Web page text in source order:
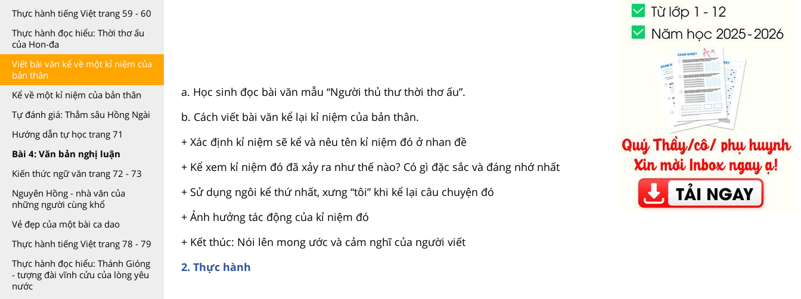
Thực hành tiếng Việt trang 59 - 60
Thực hành đọc hiểu: Thời thơ ấu
của Hon-đa
Viết bài văn kể về một kỉ niệm của
bản thân
Kể về một kỉ niệm của bản thân
Tự đánh giá: Thẳm sâu Hồng Ngài
Hướng dẫn tự học trang 71
Bài 4: Văn bản nghị luận
Kiến thức ngữ văn trang 72 - 73
Nguyên Hồng - nhà văn của
những người cùng khổ
Vẻ đẹp của một bài ca dao
Thực hành tiếng Việt trang 78 - 79
Thực hành đọc hiểu: Thánh Gióng
- tượng đài vĩnh cửu của lòng yêu
nước
a. Học sinh đọc bài văn mẫu “Người thủ thư thời thơ ấu”.
b. Cách viết bài văn kể lại kỉ niệm của bản thân.
+ Xác định kỉ niệm sẽ kể và nêu tên kỉ niệm đó ở nhan đề
+ Kể xem kỉ niệm đó đã xảy ra như thế nào? Có gì đặc sắc và đáng nhớ nhất
+ Sử dụng ngôi kể thứ nhất, xưng “tôi” khi kể lại câu chuyện đó
+ Ảnh hưởng tác động của kỉ niệm đó
+ Kết thúc: Nói lên mong ước và cảm nghĩ của người viết
2. Thực hành